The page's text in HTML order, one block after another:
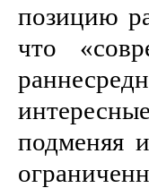
позицию
что
подменяя